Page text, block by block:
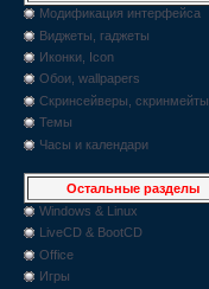
Модификация интерфейса
Виджеты, гаджеты
Иконки, Icon
Обои, wallpapers
Скринсейверы, скринмейты
Темы
Часы и календари
Остальные разделы
Windows & Linux
LiveCD & BootCD
Office
Игры